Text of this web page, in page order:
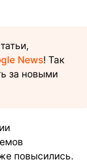
News! Так
за новыми
повысились.